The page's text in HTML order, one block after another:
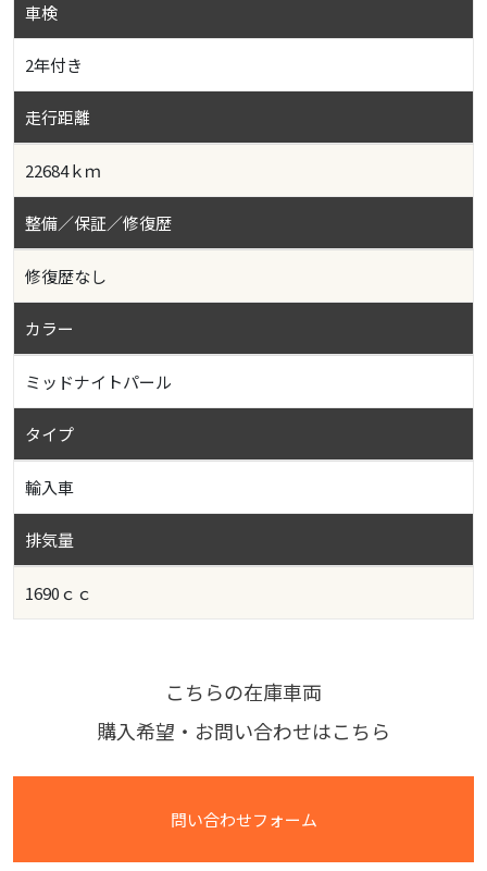
車検
2年付き
走行距離
22684ｋｍ
整備／保証／修復歴
修復歴なし
カラー
ミッドナイトパール
タイプ
輸入車
排気量
1690ｃｃ
こちらの在庫車両
購入希望・お問い合わせはこちら
問い合わせフォーム